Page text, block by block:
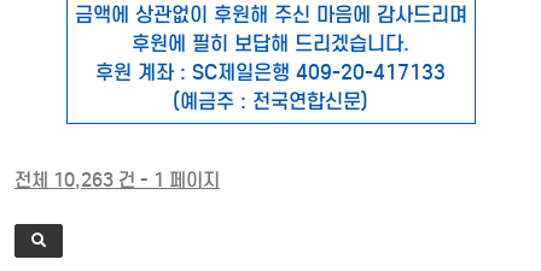
금액에 상관없이 후원해 주신 마음에 감사드리며
후원에 필히 보답해 드리겠습니다.
후원 계좌 : SC제일은행 409-20-417133
(예금주 : 전국연합신문)
전체 10,263 건 - 1 페이지